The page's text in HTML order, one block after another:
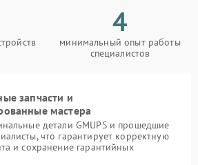
4
минимальный опыт работы
специалистов
запчасти и
мастера
детали GMUPS и прошедшие
что гарантирует корректную
и сохранение гарантийных